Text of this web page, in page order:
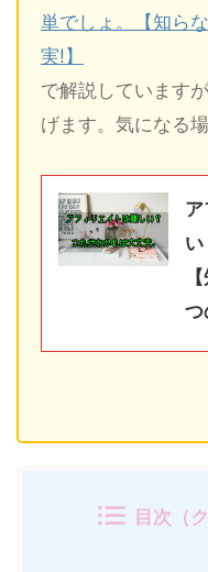
単でしょ。【知ら
実!】
で解説しています
げます。気になる
い
つ
目次（